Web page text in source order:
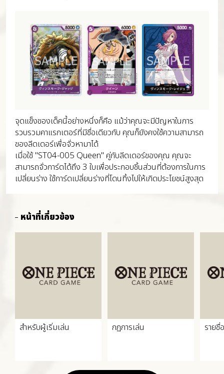
จุดแข็งของเด็คนี้อย่างหนึ่งก็คือ แม้ว่าคุณจะมีปัญหาในการ
รวบรวมคาแรกเตอร์ที่มีชื่อเดียวกับ คุณก็ยังคงใช้ความสามารถ
ของลีดเดอร์เพื่อจั่วหามาได้
เมื่อใช้ "ST04-005 Queen" คู่กับลีดเดอร์ของคุณ คุณจะ
สามารถจั่วการ์ดได้ถึง 3 ใบเพื่อประกอบชิ้นส่วนที่ต้องการในการ
เปลี่ยนร่าง ใช้การ์ดเปลี่ยนร่างที่โดนทิ้งไปให้เกิดประโยชน์สูงสุด
หน้าที่เกี่ยวข้อง
สำหรับผู้เริ่มเล่น กฏการเล่น รายชื่